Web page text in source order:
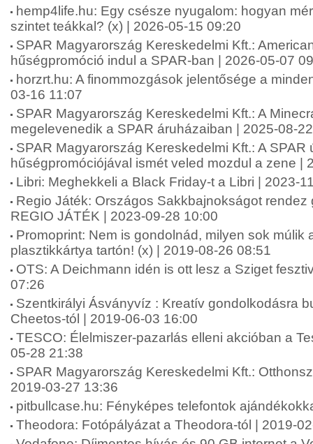
hemp4life.hu: Egy csésze nyugalom: hogyan
szintet teákkal? (x) | 2026-05-15 09:20
SPAR Magyarország Kereskedelmi Kft.:
hűségpromóció indul a SPAR-ban | 2026-05-07
horzrt.hu: A finommozgások jelentősége a
03-16 11:07
SPAR Magyarország Kereskedelmi Kft.: A
megelevenedik a SPAR áruházaiban | 2025-08-
SPAR Magyarország Kereskedelmi Kft.: A SPAR
hűségpromóciójával ismét veled mozdul a zene |
Libri: Meghekkeli a Black Friday-t a Libri | 2023-
Regio Játék: Országos Sakkbajnokságot rendez
REGIO JÁTÉK | 2023-09-28 10:00
Promoprint: Nem is gondolnád, milyen sok múlik
plasztikkártya tartón! (x) | 2019-08-26 08:51
OTS: A Deichmann idén is ott lesz a Sziget
07:26
Szentkirályi Ásványvíz : Kreatív gondolkodásra
Cheetos-tól | 2019-06-03 16:00
TESCO: Élelmiszer-pazarlás elleni akcióban a
05-28 21:38
SPAR Magyarország Kereskedelmi Kft.:
2019-03-27 13:36
pitbullcase.hu: Fényképes telefontok
Theodora: Fotópályázat a Theodora-tól | 2019-